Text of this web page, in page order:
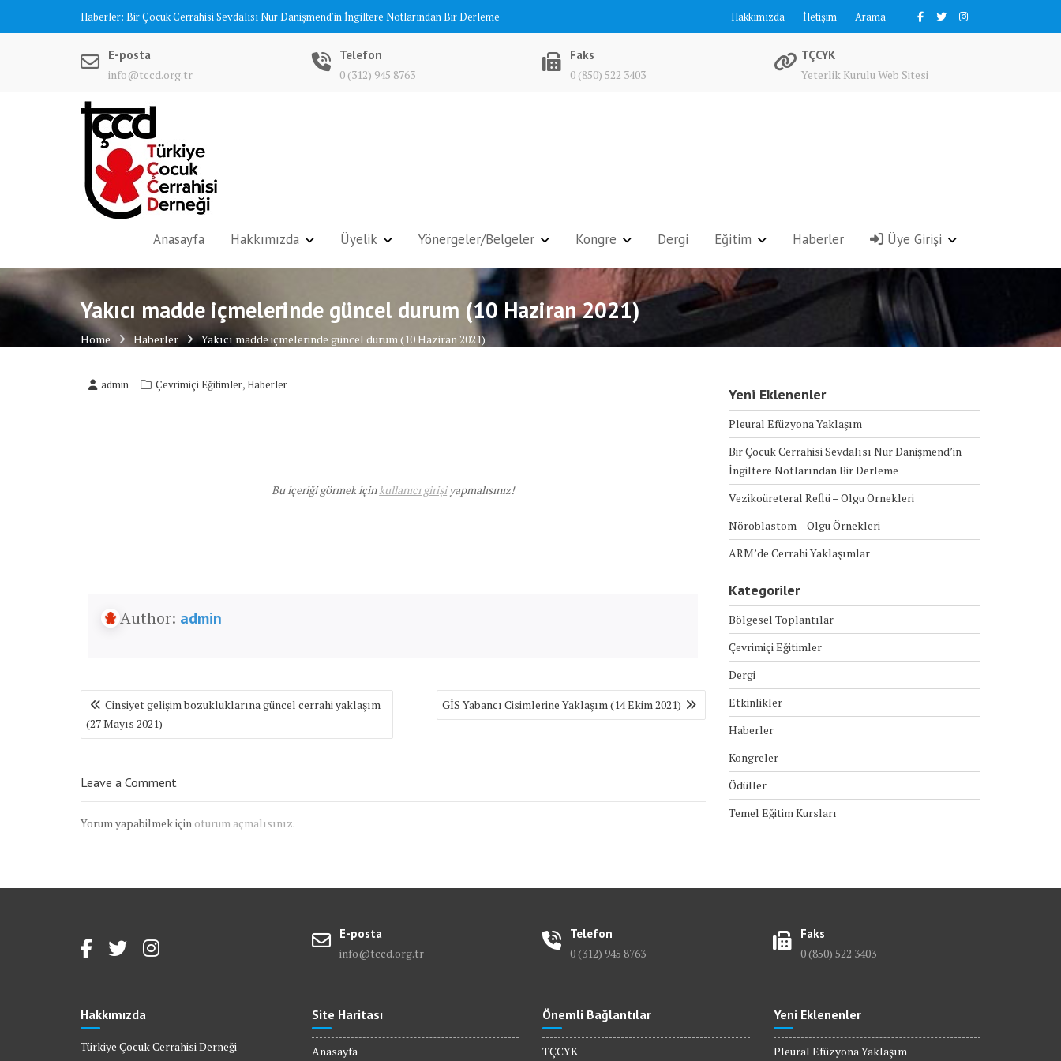
Haberler: Bir Çocuk Cerrahisi Sevdalısı Nur Danişmend'in İngiltere Notlarından Bir Derleme Hakkımızda İletişim Arama
E-posta
info@tccd.org.tr
Telefon
0 (312) 945 8763
Faks
0 (850) 522 3403
TÇCYK
Yeterlik Kurulu Web Sitesi
Anasayfa Hakkımızda Üyelik Yönergeler/Belgeler Kongre Dergi Eğitim Haberler Üye Girişi
Yakıcı madde içmelerinde güncel durum (10 Haziran 2021)
Home Haberler Yakıcı madde içmelerinde güncel durum (10 Haziran 2021)
admin Çevrimiçi Eğitimler,Haberler
Bu içeriği görmek içinkullanıcı girişiyapmalısınız!
Author: admin
Yazı
gezinmesi
Cinsiyet gelişim bozukluklarına güncel cerrahi yaklaşım
(27 Mayıs 2021)
GİS Yabancı Cisimlerine Yaklaşım (14 Ekim 2021)
Leave a Comment
Yorum yapabilmek için oturum açmalısınız.
Yeni Eklenenler
Pleural Efüzyona Yaklaşım
Bir Çocuk Cerrahisi Sevdalısı Nur Danişmend’in
İngiltere Notlarından Bir Derleme
Vezikoüreteral Reflü – Olgu Örnekleri
Nöroblastom – Olgu Örnekleri
ARM’de Cerrahi Yaklaşımlar
Kategoriler
Bölgesel Toplantılar
Çevrimiçi Eğitimler
Dergi
Etkinlikler
Haberler
Kongreler
Ödüller
Temel Eğitim Kursları
E-posta
info@tccd.org.tr
Telefon
0 (312) 945 8763
Faks
0 (850) 522 3403
Hakkımızda
Türkiye Çocuk Cerrahisi Derneği
Site Haritası
Anasayfa
Önemli Bağlantılar
TÇCYK
Yeni Eklenenler
Pleural Efüzyona Yaklaşım